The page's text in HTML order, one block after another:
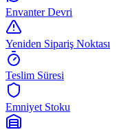
Envanter Devri
Yeniden Sipariş Noktası
Teslim Süresi
Emniyet Stoku